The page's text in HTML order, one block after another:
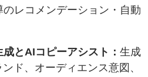
レコメンデーション・自動
とAIコピーアシスト： 生成
ド、オーディエンス意図、